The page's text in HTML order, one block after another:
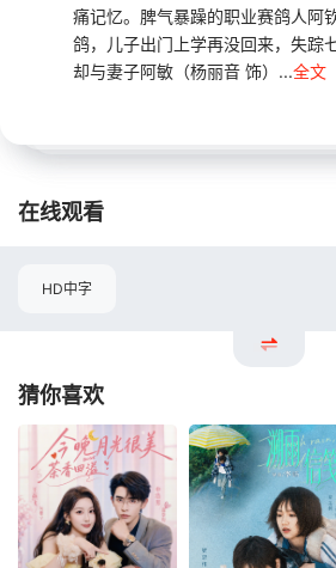
痛记忆。脾气暴躁的职业赛鸽人阿
鸽，儿子出门上学再没回来，失踪
却与妻子阿敏（杨丽音 饰）...全文
在线观看
HD中字
猜你喜欢